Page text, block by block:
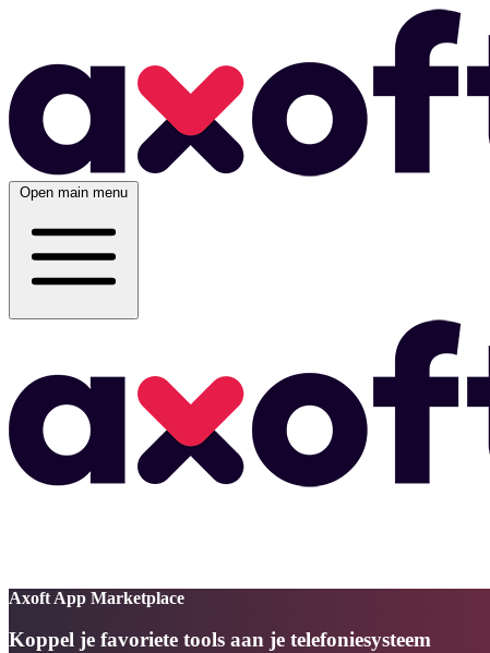
Open main menu
Axoft App Marketplace
Koppel je favoriete tools aan je telefoniesysteem